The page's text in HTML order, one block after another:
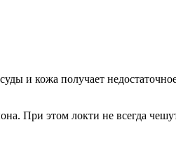
и кожа получает
При этом локти не всегда